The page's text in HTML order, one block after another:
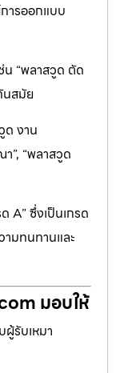
ารออกแบบ
น “พลาสวูด ตัด
นสมัย
ด งาน
”, “พลาสวูด
A” ซึ่งเป็นเกรด
มทนทานและ
มอบให้
ผู้รับเหมา